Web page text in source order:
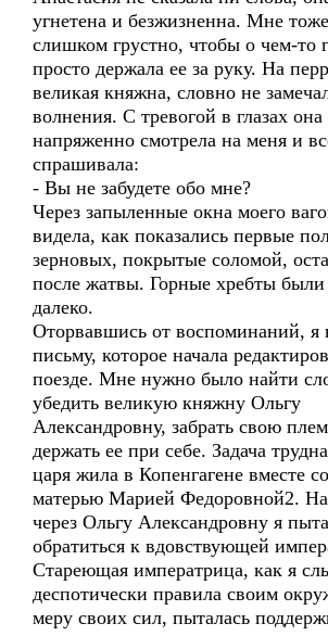
угнетена и безжизненна. Мне
слишком грустно, чтобы о чем-то
просто держала ее за руку. На
великая княжна, словно не
волнения. С тревогой в глазах она
напряженно смотрела на меня и
спрашивала:
- Вы не забудете обо мне?
Через запыленные окна моего
видела, как показались первые
зерновых, покрытые соломой,
после жатвы. Горные хребты
далеко.
Оторвавшись от воспоминаний, я
письму, которое начала
поезде. Мне нужно было найти
убедить великую княжну Ольгу
Александровну, забрать свою
держать ее при себе. Задача
царя жила в Копенгагене вместе
матерью Марией Федоровной2.
через Ольгу Александровну я
обратиться к вдовствующей
Стареющая императрица, как я
деспотически правила своим
меру своих сил, пыталась